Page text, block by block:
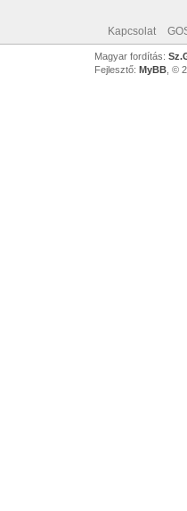
Kapcsolat
Magyar fordítás:
Fejlesztő: MyBB, ©